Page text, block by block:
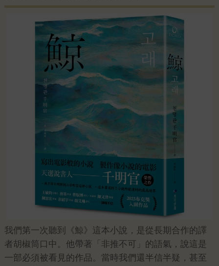
我們第一次聽到《鯨》這本小說，是從長期合作的譯
者胡椒筒口中。他帶著「非推不可」的語氣，說這是
一部必須被看見的作品。當時我們還半信半疑，甚至